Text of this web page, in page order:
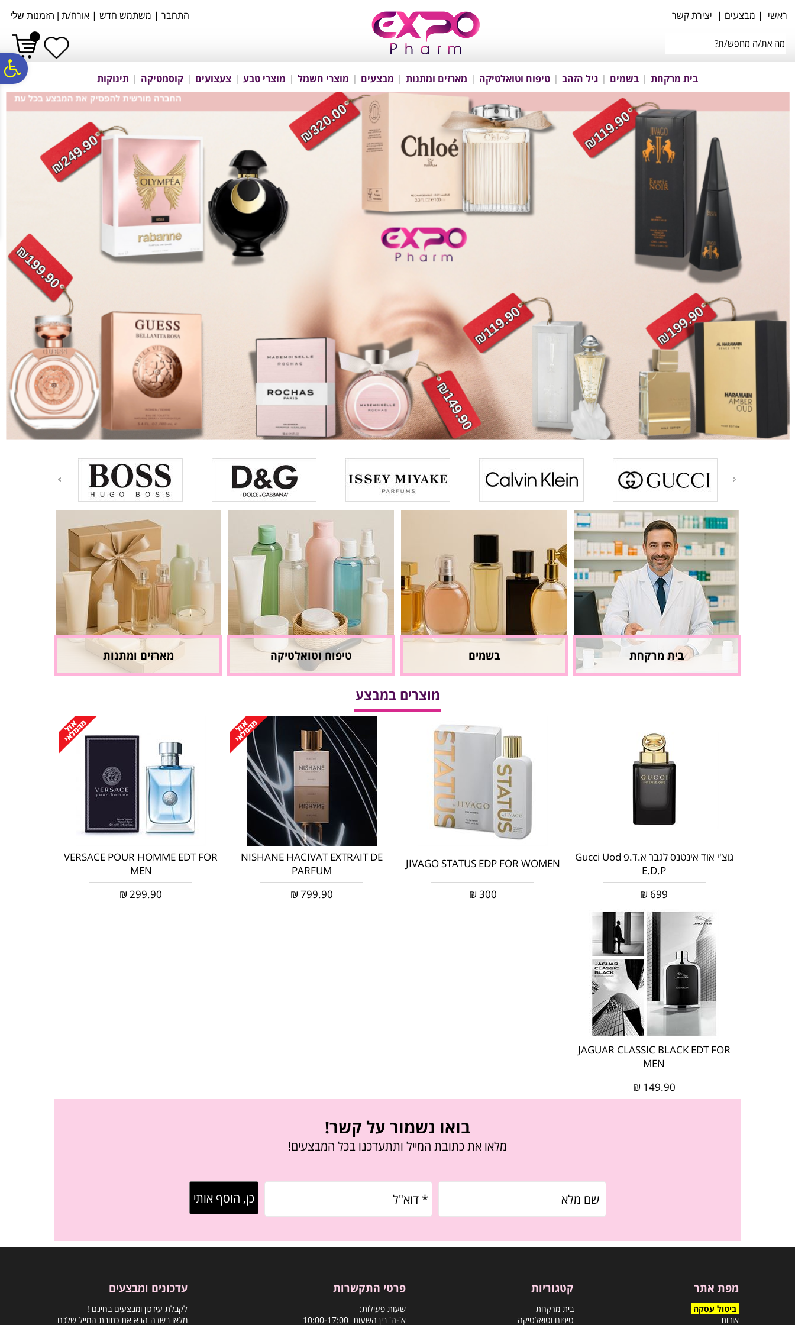
נגישות
אתר
המרכזי
ראשי | מבצעים | יצירת קשר התחבר | משתמש חדש | אורח/ת הזמנות שלי
בית מרקחת בשמים גיל הזהב טיפוח וטואלטיקה מארזים ומתנות מבצעים מוצרי חשמל מוצרי טבע צעצועים קוסמטיקה תינוקות
בית מרקחת בשמים טיפוח וטואלטיקה מארזים ומתנות
מוצרים במבצע
גוצ'י אוד אינטנס לגבר א.ד.פ Gucci Uod
E.D.P
699
₪
JIVAGO STATUS EDP FOR WOMEN
300
₪
NISHANE HACIVAT EXTRAIT DE
PARFUM
799.90
₪
VERSACE POUR HOMME EDT FOR
MEN
299.90
₪
JAGUAR CLASSIC BLACK EDT FOR
MEN
149.90
₪
בואו נשמור על קשר!
מלאו את כתובת המייל ותתעדכנו בכל המבצעים!
מפת אתר
ביטול עסקה
אודות
קטגוריות
בית מרקחת
טיפוח וטואלטיקה
פרטי התקשרות
שעות פעילות:
א'-ה' בין השעות 10:00-17:00
עדכונים ומבצעים
לקבלת עידכון ומבצעים בחינם !
מלאו בשדה הבא את כתובת המייל שלכם